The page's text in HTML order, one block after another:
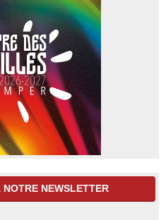
NEWSLETTER